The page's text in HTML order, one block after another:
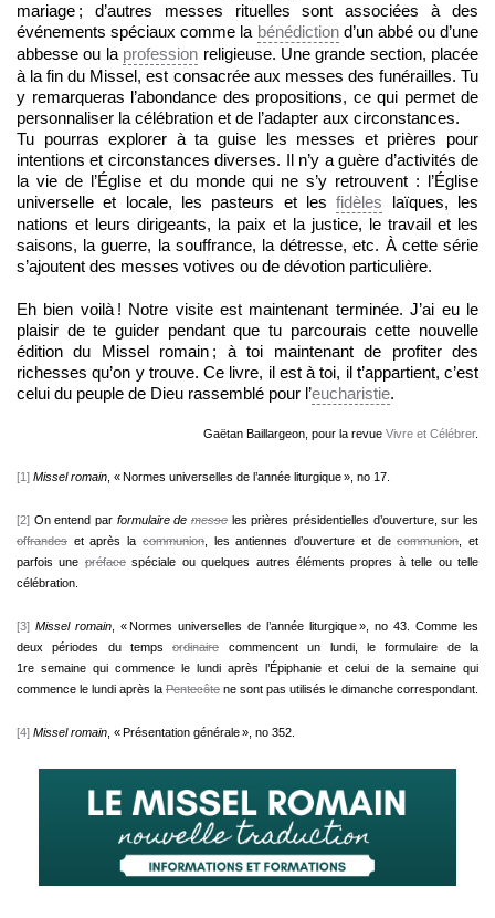
mariage ; d’autres messes rituelles sont associées à des
événements spéciaux comme la bénédictiond’un abbé ou d’une
abbesse ou la profession religieuse. Une grande section, placée
à la fin du Missel, est consacrée aux messes des funérailles. Tu
y remarqueras l’abondance des propositions, ce qui permet de
personnaliser la célébration et de l’adapter aux circonstances.
Tu pourras explorer à ta guise les messes et prières pour
intentions et circonstances diverses. Il n’y a guère d’activités de
la vie de l’Église et du monde qui ne s’y retrouvent : l’Église
universelle et locale, les pasteurs et lesfidèles laïques, les
nations et leurs dirigeants, la paix et la justice, le travail et les
saisons, la guerre, la souffrance, la détresse, etc. À cette série
s’ajoutent des messes votives ou de dévotion particulière.
Eh bien voilà ! Notre visite est maintenant terminée. J’ai eu le
plaisir de te guider pendant que tu parcourais cette nouvelle
édition du Missel romain ; à toi maintenant de profiter des
richesses qu’on y trouve. Ce livre, il est à toi, il t’appartient, c’est
celui du peuple de Dieu rassemblé pour l’eucharistie.
Gaëtan Baillargeon, pour la revue Vivre et Célébrer.
[1] Missel romain , « Normes universelles de l’année liturgique », no 17.
[2] On entend par formulaire demesse les prières présidentielles d’ouverture, sur les
offrandes et après la communion, les antiennes d’ouverture et decommunion , et
parfois une préfacespéciale ou quelques autres éléments propres à telle ou telle
célébration.
[3] Missel romain , « Normes universelles de l’année liturgique », no 43. Comme les
deux périodes du tempsordinaire commencent un lundi, le formulaire de la
1re semaine qui commence le lundi après l’Épiphanie et celui de la semaine qui
commence le lundi après la Pentecôte ne sont pas utilisés le dimanche correspondant.
[4] Missel romain , « Présentation générale », no 352.